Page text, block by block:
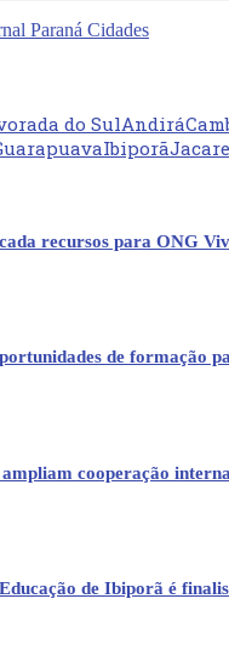
do SulAndirá
Ibiporã
recursos para ONG
de formação
cooperação
de Ibiporã é